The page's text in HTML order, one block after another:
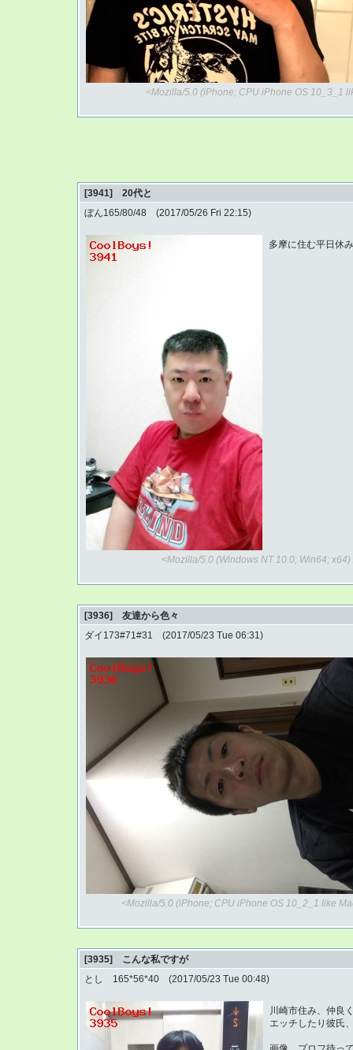
<Mozilla/5.0 (iPhone; CPU iPhone OS 10_3_1
[3941] 20代と
ぼん165/80/48 (2017/05/26 Fri 22:15)
多摩に住む平日休
<Mozilla/5.0 (Windows NT 10.0; Win64;
[3936] 友達から色々
ダイ173#71#31 (2017/05/23 Tue 06:31)
<Mozilla/5.0 (iPhone; CPU iPhone OS 10_2_1 like
[3935] こんな私ですが
とし 165*56*40 (2017/05/23 Tue 00:48)
川崎市住み、仲良
エッチしたり彼氏